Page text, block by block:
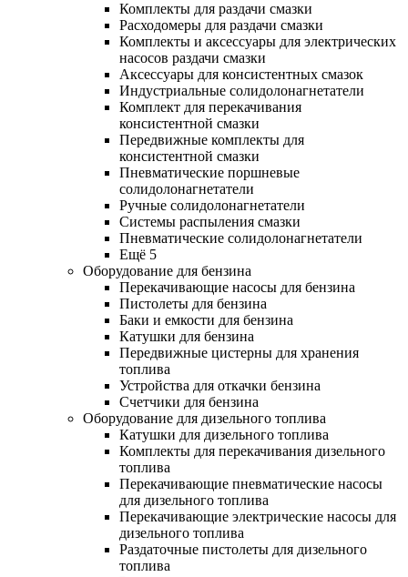
Комплекты для раздачи смазки
Расходомеры для раздачи смазки
Комплекты и аксессуары для электрических
насосов раздачи смазки
Аксессуары для консистентных смазок
Индустриальные солидолонагнетатели
Комплект для перекачивания
консистентной смазки
Передвижные комплекты для
консистентной смазки
Пневматические поршневые
солидолонагнетатели
Ручные солидолонагнетатели
Системы распыления смазки
Пневматические солидолонагнетатели
Ещё 5
Оборудование для бензина
Перекачивающие насосы для бензина
Пистолеты для бензина
Баки и емкости для бензина
Катушки для бензина
Передвижные цистерны для хранения
топлива
Устройства для откачки бензина
Счетчики для бензина
Оборудование для дизельного топлива
Катушки для дизельного топлива
Комплекты для перекачивания дизельного
топлива
Перекачивающие пневматические насосы
для дизельного топлива
Перекачивающие электрические насосы для
дизельного топлива
Раздаточные пистолеты для дизельного
топлива